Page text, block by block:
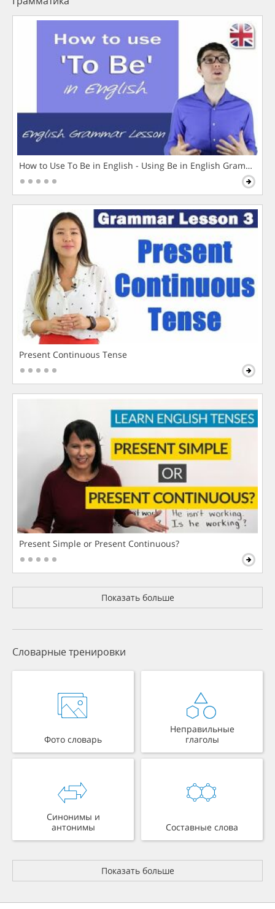
How to Use To Be in English - Using Be in English Grammar
Present Continuous Tense
Present Simple or Present Continuous?
Показать больше
Словарные тренировки
Фото словарь
Неправильные
глаголы
Синонимы и
антонимы
Составные слова
Показать больше